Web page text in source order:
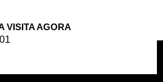
VISITA AGORA